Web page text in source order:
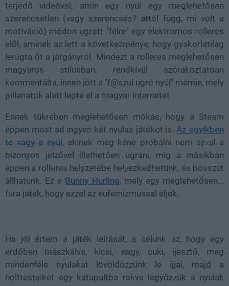
terjedő videóval, amin egy nyúl egy meglehetősen
szerencsétlen (vagy szerencsés? attól függ, mi volt a
motiváció) módon ugrott "félre" egy elektromos rolleres
elől, aminek az lett a következménye, hogy gyakorlatilag
lerúgta őt a járgányról. Mindezt a rolleres meglehetősen
magyaros stílusban, rendkívül szórakoztatóan
kommentálta, innen jött a "f@szul ugró nyúl" mémje, mely
pillanatok alatt lepte el a magyar internetet.
Ennek tükrében meglehetősen mókás, hogy a Steam
éppen most ad ingyen két nyulas játékot is.Az egyikben
te vagy a nyúl , akinek meg kéne próbálni nem azzal a
bizonyos jelzővel illethetően ugrani, míg a másikban
éppen a rolleres helyzetébe helyezkedhetünk, és bosszút
állhatunk. Ez a Bunny Hurling, mely egy meglehetősen...
fura játék, hogy ezzel az eufemizmussal éljek.
Ha jól értem a játék leírását, a célunk az, hogy egy
erdőben mászkálva, kicsi, nagy, cuki, ijesztő, meg
mindenféle nyulakat lövöldözzünk le íjjal, majd a
holttesteiket egy katapultba rakva legyőzzük a nyulak